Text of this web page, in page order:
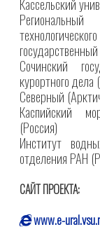
Сочинский
курортного дела
Северный
Каспийский
(Россия)
Институт
отделения РАН
САЙТ ПРОЕКТА:
www.e-